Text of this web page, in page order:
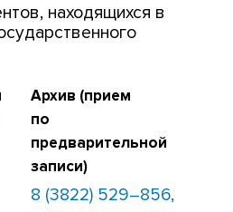
находящихся в
Архив (прием
по
предварительной
записи)
8 (3822) 529–856,